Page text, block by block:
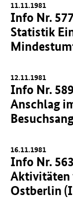
11.11.1981
Info Nr.
Statistik
12.11.1981
Info Nr.
Anschlag
16.11.1981
Info Nr.
Aktivitäten
Ostberlin